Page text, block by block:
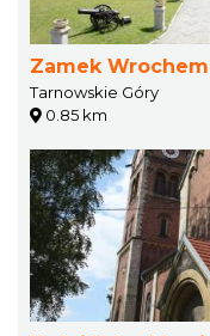
Zamek
Tarnowskie Góry
0.85 km